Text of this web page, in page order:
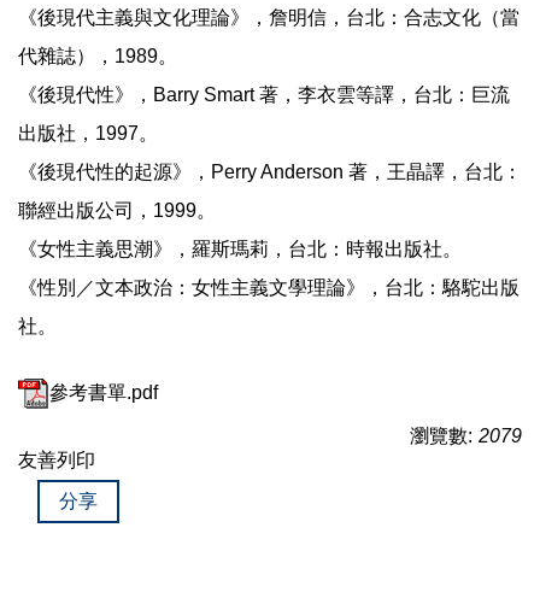
《後現代主義與文化理論》，詹明信，台北：合志文化（當
代雜誌），1989。
《後現代性》，Barry Smart 著，李衣雲等譯，台北：巨流
出版社，1997。
《後現代性的起源》，Perry Anderson 著，王晶譯，台北：
聯經出版公司，1999。
《女性主義思潮》，羅斯瑪莉，台北：時報出版社。
《性別／文本政治：女性主義文學理論》，台北：駱駝出版
社。
參考書單.pdf
瀏覽數: 2079
友善列印
分享